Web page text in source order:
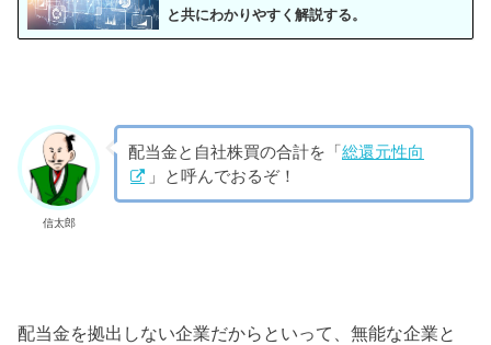
と共にわかりやすく解説する。
信太郎
配当金と自社株買の合計を「総還元性向
」と呼んでおるぞ！
配当金を拠出しない企業だからといって、無能な企業と